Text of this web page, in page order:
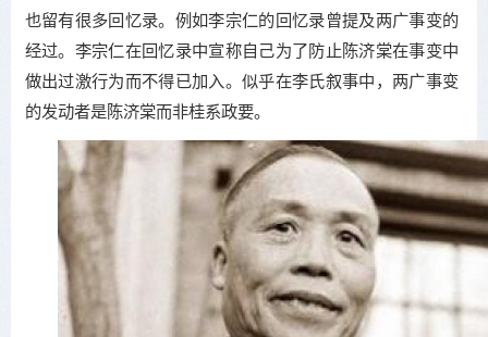
也留有很多回忆录。例如李宗仁的回忆录曾提及两广事变的
经过。李宗仁在回忆录中宣称自己为了防止陈济棠在事变中
做出过激行为而不得已加入。似乎在李氏叙事中，两广事变
的发动者是陈济棠而非桂系政要。